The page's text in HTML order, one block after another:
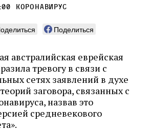
коронавирус
Поделиться
австралийская еврейская
тревогу в связи с
сетях заявлений в духе
заговора, связанных с
назвав это
средневекового